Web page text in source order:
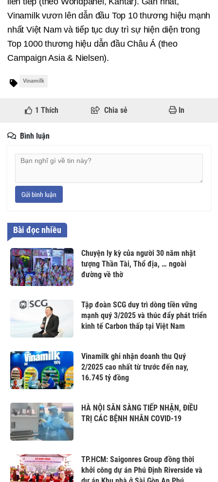
Vinamilk vươn lên dẫn đầu Top 10 thương hiệu mạnh
nhất Việt Nam và tiếp tục duy trì sự hiện diện trong
Top 1000 thương hiệu dẫn đầu Châu Á (theo
Campaign Asia & Nielsen).
Vinamilk
1 Thích Chia sẻ In
Bình luận
Gửi bình luận
Bài đọc nhiều
Chuyện ly kỳ của người 30 năm nhặt
tượng Thần Tài, Thổ địa, … ngoài
đường về thờ
Tập đoàn SCG duy trì dòng tiền vững
mạnh quý 3/2025 và thúc đẩy phát triển
kinh tế Carbon thấp tại Việt Nam
Vinamilk ghi nhận doanh thu Quý
2/2025 cao nhất từ trước đến nay,
16.745 tỷ đồng
HÀ NỘI SẴN SÀNG TIẾP NHẬN, ĐIỀU
TRỊ CÁC BỆNH NHÂN COVID-19
TP.HCM: Saigonres Group đồng thời
khởi công dự án Phú Định Riverside và